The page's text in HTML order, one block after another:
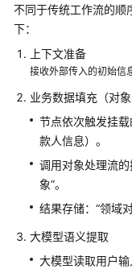
AgentArts
指
南
AgentArts
使
用
流
程
发
单
不同于传统工作流的顺
下：
上下文准备
接收外部传入的初始信
业务数据填充（对象
节点依次触发挂
款人信息）。
调用对象处理流
象”。
结果存储：“领域
大模型语义提取
大模型读取用户输